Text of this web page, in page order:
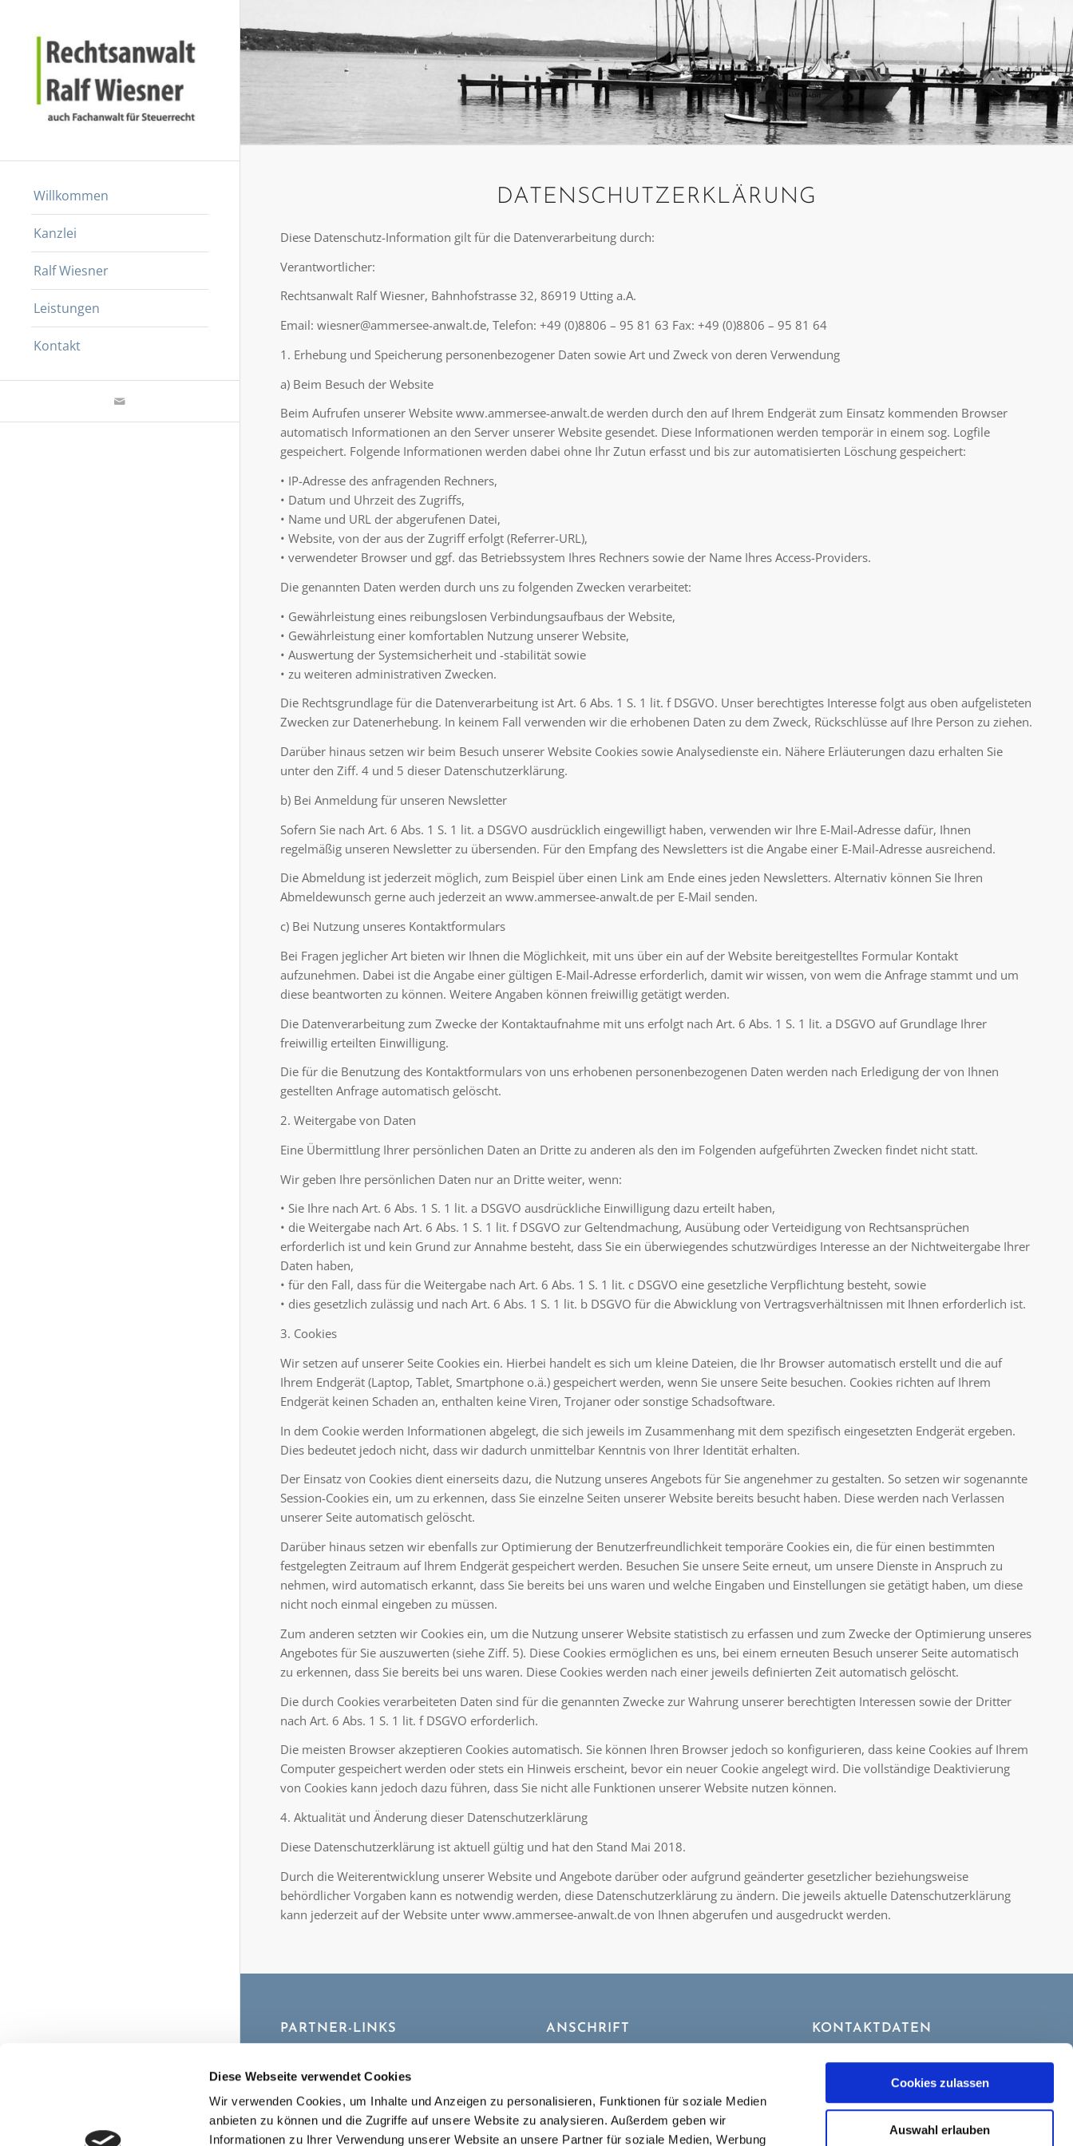
Diese Webseite verwendet Cookies
Wir verwenden Cookies, um Inhalte und Anzeigen zu personalisieren, Funktionen für soziale Medien
anbieten zu können und die Zugriffe auf unsere Website zu analysieren. Außerdem geben wir
Informationen zu Ihrer Verwendung unserer Website an unsere Partner für soziale Medien, Werbung
Cookies zulassen
Auswahl erlauben
Willkommen
Kanzlei
Ralf Wiesner
Leistungen
Kontakt
DATENSCHUTZERKLÄRUNG
Diese Datenschutz-Information gilt für die Datenverarbeitung durch:
Verantwortlicher:
Rechtsanwalt Ralf Wiesner, Bahnhofstrasse 32, 86919 Utting a.A.
Email: wiesner@ammersee-anwalt.de, Telefon: +49 (0)8806 – 95 81 63 Fax: +49 (0)8806 – 95 81 64
1. Erhebung und Speicherung personenbezogener Daten sowie Art und Zweck von deren Verwendung
a) Beim Besuch der Website
Beim Aufrufen unserer Website www.ammersee-anwalt.de werden durch den auf Ihrem Endgerät zum Einsatz kommenden Browser
automatisch Informationen an den Server unserer Website gesendet. Diese Informationen werden temporär in einem sog. Logfile
gespeichert. Folgende Informationen werden dabei ohne Ihr Zutun erfasst und bis zur automatisierten Löschung gespeichert:
• IP-Adresse des anfragenden Rechners,
• Datum und Uhrzeit des Zugriffs,
• Name und URL der abgerufenen Datei,
• Website, von der aus der Zugriff erfolgt (Referrer-URL),
• verwendeter Browser und ggf. das Betriebssystem Ihres Rechners sowie der Name Ihres Access-Providers.
Die genannten Daten werden durch uns zu folgenden Zwecken verarbeitet:
• Gewährleistung eines reibungslosen Verbindungsaufbaus der Website,
• Gewährleistung einer komfortablen Nutzung unserer Website,
• Auswertung der Systemsicherheit und -stabilität sowie
• zu weiteren administrativen Zwecken.
Die Rechtsgrundlage für die Datenverarbeitung ist Art. 6 Abs. 1 S. 1 lit. f DSGVO. Unser berechtigtes Interesse folgt aus oben aufgelisteten
Zwecken zur Datenerhebung. In keinem Fall verwenden wir die erhobenen Daten zu dem Zweck, Rückschlüsse auf Ihre Person zu ziehen.
Darüber hinaus setzen wir beim Besuch unserer Website Cookies sowie Analysedienste ein. Nähere Erläuterungen dazu erhalten Sie
unter den Ziff. 4 und 5 dieser Datenschutzerklärung.
b) Bei Anmeldung für unseren Newsletter
Sofern Sie nach Art. 6 Abs. 1 S. 1 lit. a DSGVO ausdrücklich eingewilligt haben, verwenden wir Ihre E-Mail-Adresse dafür, Ihnen
regelmäßig unseren Newsletter zu übersenden. Für den Empfang des Newsletters ist die Angabe einer E-Mail-Adresse ausreichend.
Die Abmeldung ist jederzeit möglich, zum Beispiel über einen Link am Ende eines jeden Newsletters. Alternativ können Sie Ihren
Abmeldewunsch gerne auch jederzeit an www.ammersee-anwalt.de per E-Mail senden.
c) Bei Nutzung unseres Kontaktformulars
Bei Fragen jeglicher Art bieten wir Ihnen die Möglichkeit, mit uns über ein auf der Website bereitgestelltes Formular Kontakt
aufzunehmen. Dabei ist die Angabe einer gültigen E-Mail-Adresse erforderlich, damit wir wissen, von wem die Anfrage stammt und um
diese beantworten zu können. Weitere Angaben können freiwillig getätigt werden.
Die Datenverarbeitung zum Zwecke der Kontaktaufnahme mit uns erfolgt nach Art. 6 Abs. 1 S. 1 lit. a DSGVO auf Grundlage Ihrer
freiwillig erteilten Einwilligung.
Die für die Benutzung des Kontaktformulars von uns erhobenen personenbezogenen Daten werden nach Erledigung der von Ihnen
gestellten Anfrage automatisch gelöscht.
2. Weitergabe von Daten
Eine Übermittlung Ihrer persönlichen Daten an Dritte zu anderen als den im Folgenden aufgeführten Zwecken findet nicht statt.
Wir geben Ihre persönlichen Daten nur an Dritte weiter, wenn:
• Sie Ihre nach Art. 6 Abs. 1 S. 1 lit. a DSGVO ausdrückliche Einwilligung dazu erteilt haben,
• die Weitergabe nach Art. 6 Abs. 1 S. 1 lit. f DSGVO zur Geltendmachung, Ausübung oder Verteidigung von Rechtsansprüchen
erforderlich ist und kein Grund zur Annahme besteht, dass Sie ein überwiegendes schutzwürdiges Interesse an der Nichtweitergabe Ihrer
Daten haben,
• für den Fall, dass für die Weitergabe nach Art. 6 Abs. 1 S. 1 lit. c DSGVO eine gesetzliche Verpflichtung besteht, sowie
• dies gesetzlich zulässig und nach Art. 6 Abs. 1 S. 1 lit. b DSGVO für die Abwicklung von Vertragsverhältnissen mit Ihnen erforderlich ist.
3. Cookies
Wir setzen auf unserer Seite Cookies ein. Hierbei handelt es sich um kleine Dateien, die Ihr Browser automatisch erstellt und die auf
Ihrem Endgerät (Laptop, Tablet, Smartphone o.ä.) gespeichert werden, wenn Sie unsere Seite besuchen. Cookies richten auf Ihrem
Endgerät keinen Schaden an, enthalten keine Viren, Trojaner oder sonstige Schadsoftware.
In dem Cookie werden Informationen abgelegt, die sich jeweils im Zusammenhang mit dem spezifisch eingesetzten Endgerät ergeben.
Dies bedeutet jedoch nicht, dass wir dadurch unmittelbar Kenntnis von Ihrer Identität erhalten.
Der Einsatz von Cookies dient einerseits dazu, die Nutzung unseres Angebots für Sie angenehmer zu gestalten. So setzen wir sogenannte
Session-Cookies ein, um zu erkennen, dass Sie einzelne Seiten unserer Website bereits besucht haben. Diese werden nach Verlassen
unserer Seite automatisch gelöscht.
Darüber hinaus setzen wir ebenfalls zur Optimierung der Benutzerfreundlichkeit temporäre Cookies ein, die für einen bestimmten
festgelegten Zeitraum auf Ihrem Endgerät gespeichert werden. Besuchen Sie unsere Seite erneut, um unsere Dienste in Anspruch zu
nehmen, wird automatisch erkannt, dass Sie bereits bei uns waren und welche Eingaben und Einstellungen sie getätigt haben, um diese
nicht noch einmal eingeben zu müssen.
Zum anderen setzten wir Cookies ein, um die Nutzung unserer Website statistisch zu erfassen und zum Zwecke der Optimierung unseres
Angebotes für Sie auszuwerten (siehe Ziff. 5). Diese Cookies ermöglichen es uns, bei einem erneuten Besuch unserer Seite automatisch
zu erkennen, dass Sie bereits bei uns waren. Diese Cookies werden nach einer jeweils definierten Zeit automatisch gelöscht.
Die durch Cookies verarbeiteten Daten sind für die genannten Zwecke zur Wahrung unserer berechtigten Interessen sowie der Dritter
nach Art. 6 Abs. 1 S. 1 lit. f DSGVO erforderlich.
Die meisten Browser akzeptieren Cookies automatisch. Sie können Ihren Browser jedoch so konfigurieren, dass keine Cookies auf Ihrem
Computer gespeichert werden oder stets ein Hinweis erscheint, bevor ein neuer Cookie angelegt wird. Die vollständige Deaktivierung
von Cookies kann jedoch dazu führen, dass Sie nicht alle Funktionen unserer Website nutzen können.
4. Aktualität und Änderung dieser Datenschutzerklärung
Diese Datenschutzerklärung ist aktuell gültig und hat den Stand Mai 2018.
Durch die Weiterentwicklung unserer Website und Angebote darüber oder aufgrund geänderter gesetzlicher beziehungsweise
behördlicher Vorgaben kann es notwendig werden, diese Datenschutzerklärung zu ändern. Die jeweils aktuelle Datenschutzerklärung
kann jederzeit auf der Website unter www.ammersee-anwalt.de von Ihnen abgerufen und ausgedruckt werden.
PARTNER-LINKS ANSCHRIFT
Impressum|Datenschutz|Cookie-
Richtlinie
KONTAKTDATEN
Fax 0 88 06 – 95 81 64
info@ammersee-anwalt.de